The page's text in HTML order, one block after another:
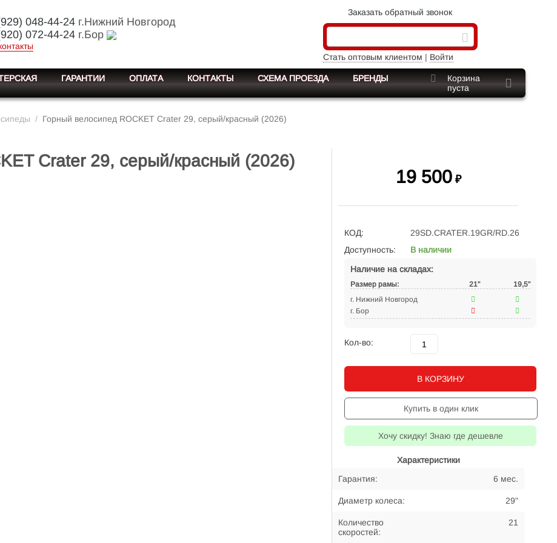
048-44-24г.Нижний Новгород
072-44-24г.Бор
Заказать обратный звонок
Стать оптовым клиентом | Войти
ГАРАНТИИ ОПЛАТА КОНТАКТЫ СХЕМА ПРОЕЗДА БРЕНДЫ
Корзина
пуста
/ Горный велосипед ROCKET Crater 29, серый/красный (2026)
Crater 29, серый/красный (2026)
19 500 ₽
КОД:
29SD.CRATER.19GR/RD.26
Доступность:
В наличии
Наличие на складах:
Размер рамы: 21"
19,5"
г. Нижний Новгород
г. Бор
Кол-во:
В КОРЗИНУ
Купить в один клик
Хочу скидку! Знаю где дешевле
Характеристики
Гарантия:
6 мес.
Диаметр колеса: 29"
Количество
скоростей:
21